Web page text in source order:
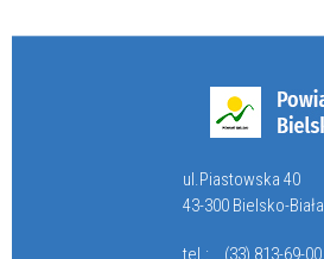
ul.Piastowska 40
43-300 Bielsko-Biała
tel.:
(33) 813-69-00